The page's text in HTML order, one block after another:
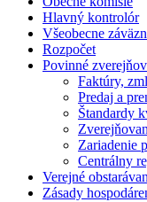
Hlavný kontrolór
Všeobecne
Rozpočet
Povinné
Faktúry,
Predaj a
Štandardy
Zariadenie
Centrálny
Verejné
Zásady